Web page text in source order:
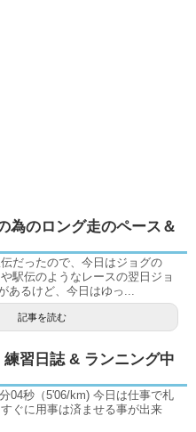
為のロング走のペース＆
だったので、今日はジョグの
駅伝のようなレースの翌日ジョ
あるけど、今日はゆっ...
記事を読む
練習日誌 & ランニング中
04秒（5'06/km) 今日は仕事で札
ぐに用事は済ませる事が出来